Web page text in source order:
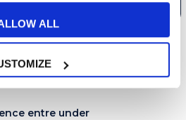
ALL
entre under